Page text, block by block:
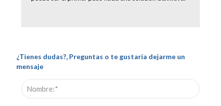
¿Tienes dudas?, Preguntas o te gustaría dejarme un
mensaje